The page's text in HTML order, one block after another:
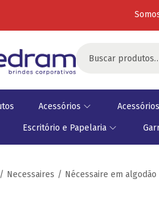
Acessórios
Escritório e Papelaria
/ Necessaires / Nécessaire em algodão